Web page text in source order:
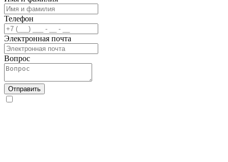
Телефон
Электронная почта
Вопрос
Отправить